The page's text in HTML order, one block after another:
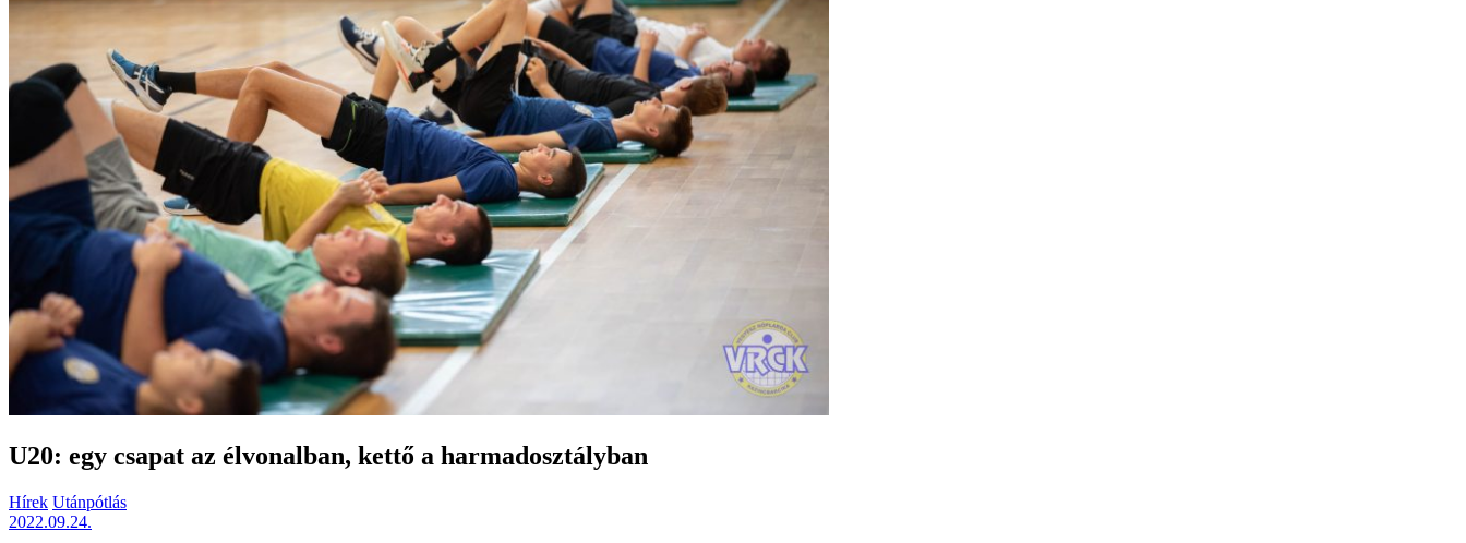
U20: egy csapat az élvonalban, kettő a harmadosztályban
Hírek Utánpótlás
2022.09.24.